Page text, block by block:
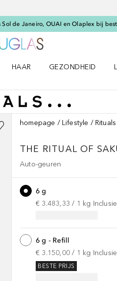
de Janeiro, OUAI en Olaplex bij
HAAR
GEZONDHEID
homepage Lifestyle
THE RITUAL OF
Auto-geuren
6 g
€ 3.483,33 / 1 kg
6 g - Refill
€ 3.150,00 / 1 kg
BESTE PRIJS